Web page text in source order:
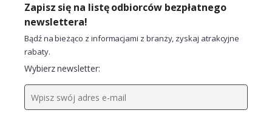
Zapisz się na listę odbiorców bezpłatnego
newslettera!
Bądź na bieżąco z informacjami z branży, zyskaj atrakcyjne
rabaty.
Wybierz newsletter: